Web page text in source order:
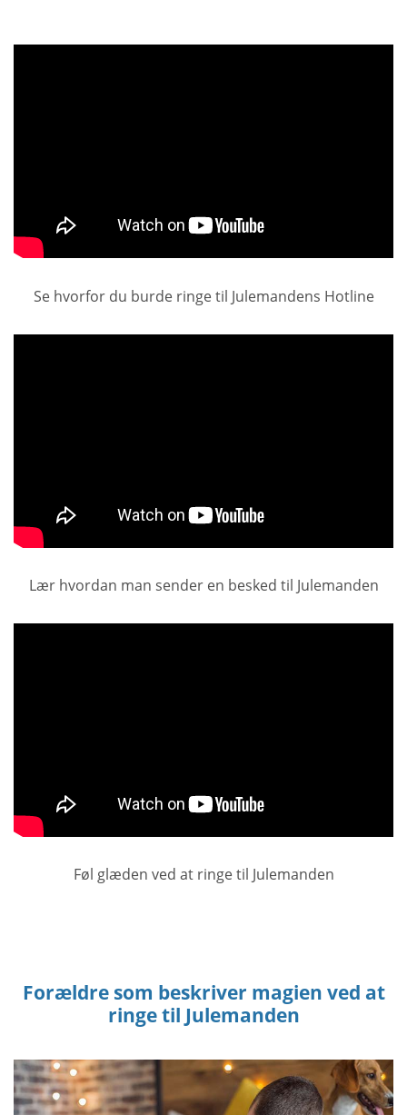
Se hvorfor du burde ringe til Julemandens Hotline
Lær hvordan man sender en besked til Julemanden
Føl glæden ved at ringe til Julemanden
Forældre som beskriver magien ved at
ringe til Julemanden